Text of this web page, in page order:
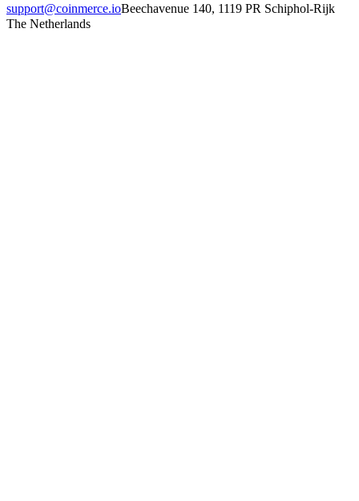
support@coinmerce.ioBeechavenue 140, 1119 PR Schiphol-Rijk
The Netherlands